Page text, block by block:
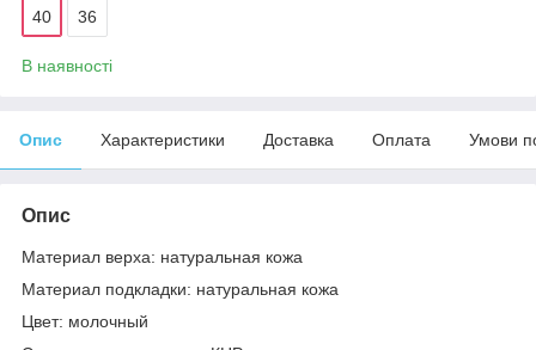
40 36
В наявності
Опис Характеристики Доставка Оплата Умови
Опис
Материал верха: натуральная кожа
Материал подкладки: натуральная кожа
Цвет: молочный